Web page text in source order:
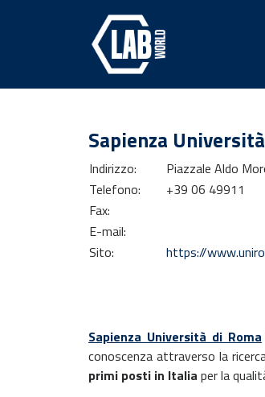
Sapienza
Indirizzo:
Piazzale Aldo
Telefono:
+39 06 49911
Fax:
E-mail:
Sito:
https://
Sapienza Università di Roma
conoscenza attraverso la
primi posti in Italia per la